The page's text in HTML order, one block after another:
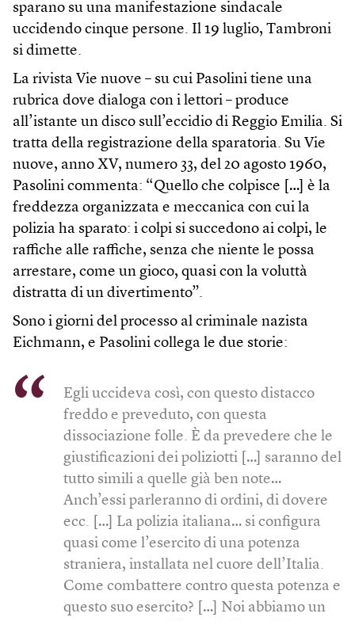
sparano su una manifestazione sindacale
uccidendo cinque persone. Il 19 luglio, Tambroni
si dimette.
La rivista Vie nuove – su cui Pasolini tiene una
rubrica dove dialoga con i lettori – produce
all’istante un disco sull’eccidio di Reggio Emilia. Si
tratta della registrazione della sparatoria. Su Vie
nuove, anno XV, numero 33, del 20 agosto 1960,
Pasolini commenta: “Quello che colpisce […] è la
freddezza organizzata e meccanica con cui la
polizia ha sparato: i colpi si succedono ai colpi, le
raffiche alle raffiche, senza che niente le possa
arrestare, come un gioco, quasi con la voluttà
distratta di un divertimento”.
Sono i giorni del processo al criminale nazista
Eichmann, e Pasolini collega le due storie:
Egli uccideva così, con questo distacco
freddo e preveduto, con questa
dissociazione folle. È da prevedere che le
giustificazioni dei poliziotti […] saranno del
tutto simili a quelle già ben note…
Anch’essi parleranno di ordini, di dovere
ecc. […] La polizia italiana… si configura
quasi come l’esercito di una potenza
straniera, installata nel cuore dell’Italia.
Come combattere contro questa potenza e
questo suo esercito? […] Noi abbiamo un